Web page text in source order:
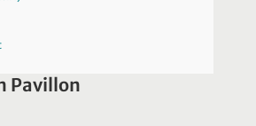
Pavillon